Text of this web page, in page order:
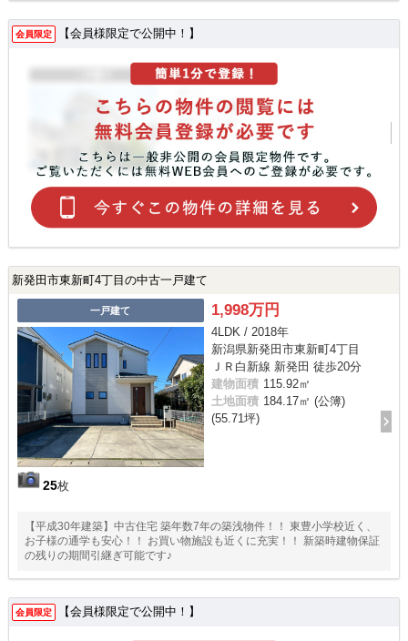
会員限定 【会員様限定で公開中！】
新発田市東新町4丁目の中古一戸建て
一戸建て
25枚
1,998万円
4LDK / 2018年
新潟県新発田市東新町4丁目
ＪＲ白新線 新発田 徒歩20分
建物面積 115.92㎡
土地面積 184.17㎡ (公簿)
(55.71坪)
【平成30年建築】中古住宅 築年数7年の築浅物件！！ 東豊小学校近く、
お子様の通学も安心！！ お買い物施設も近くに充実！！ 新築時建物保証
の残りの期間引継ぎ可能です♪
会員限定 【会員様限定で公開中！】